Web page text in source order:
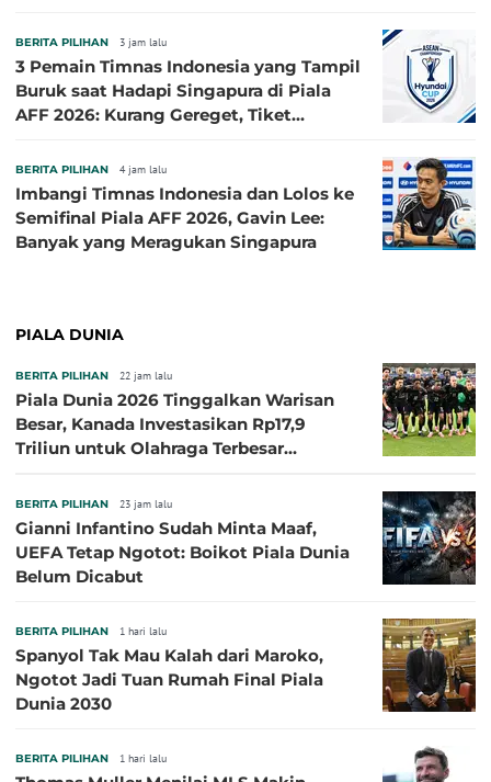
BERITA PILIHAN 3 jam lalu
3 Pemain Timnas Indonesia yang Tampil
Buruk saat Hadapi Singapura di Piala
AFF 2026: Kurang Gereget, Tiket
BERITA PILIHAN 4 jam lalu
Imbangi Timnas Indonesia dan Lolos ke
Semifinal Piala AFF 2026, Gavin Lee:
Banyak yang Meragukan Singapura
PIALA DUNIA
BERITA PILIHAN 22 jam lalu
Piala Dunia 2026 Tinggalkan Warisan
Besar, Kanada Investasikan Rp17,9
Triliun untuk Olahraga Terbesar
BERITA PILIHAN 23 jam lalu
Gianni Infantino Sudah Minta Maaf,
UEFA Tetap Ngotot: Boikot Piala Dunia
Belum Dicabut
BERITA PILIHAN 1 hari lalu
Spanyol Tak Mau Kalah dari Maroko,
Ngotot Jadi Tuan Rumah Final Piala
Dunia 2030
BERITA PILIHAN 1 hari lalu